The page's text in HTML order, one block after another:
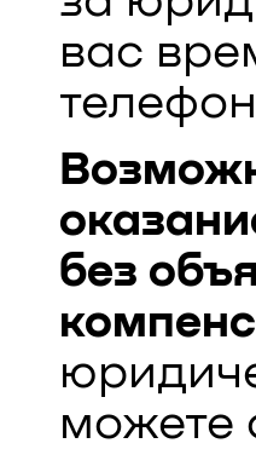
вас
без
можете